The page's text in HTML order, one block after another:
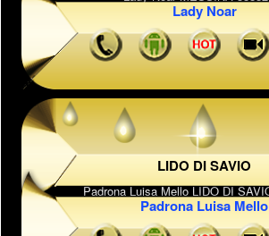
Lady Noar
LIDO DI SAVIO
Padrona Luisa Mello